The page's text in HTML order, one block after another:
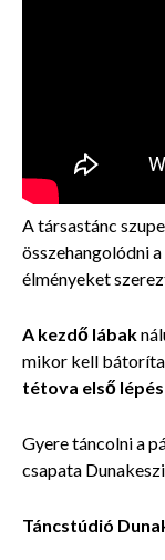
A társastánc
összehangolódni
élményeket
A kezdő lábak
mikor kell
tétova első
Gyere táncolni a
csapata
Táncstúdió